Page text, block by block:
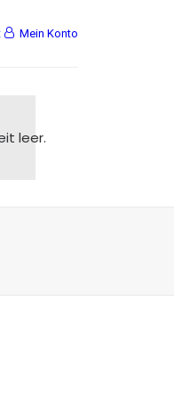
Mein Konto
leer.